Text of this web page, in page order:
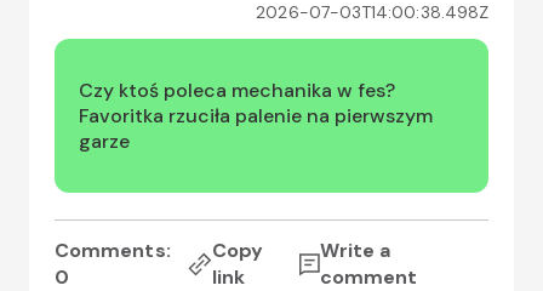
2026-07-03T14:00:38.498Z
Czy ktoś poleca mechanika w fes?
Favoritka rzuciła palenie na pierwszym
garze
Comments:
0
Copy
link
Write a
comment